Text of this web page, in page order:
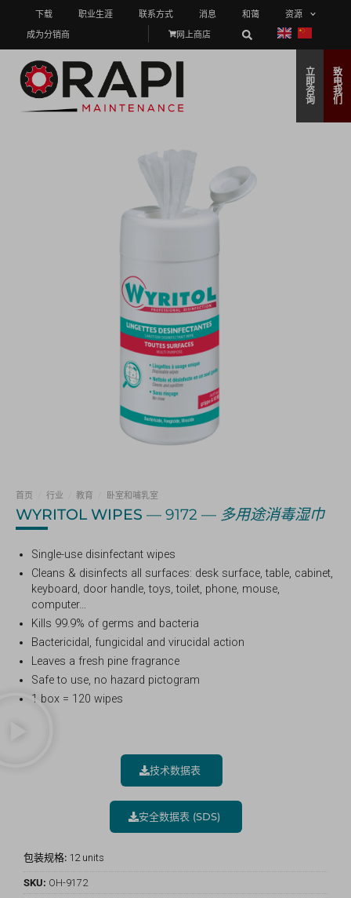
下载 职业生涯 联系方式 消息 和蔼
资源
成为分销商
网上商店
立
即
咨
询
致
电
我
们
首页 行业 教育 卧室和哺乳室
WYRITOL WIPES — 9172 — 多用途消毒湿巾
Single-use disinfectant wipes
Cleans & disinfects all surfaces: desk surface, table, cabinet,
keyboard, door handle, toys, toilet, phone, mouse,
computer…
Kills 99.9% of germs and bacteria
Bactericidal, fungicidal and virucidal action
Leaves a fresh pine fragrance
Safe to use, no hazard pictogram
1 box = 120 wipes
技术数据表
安全数据表 (SDS)
包装规格: 12 units
SKU: OH-9172